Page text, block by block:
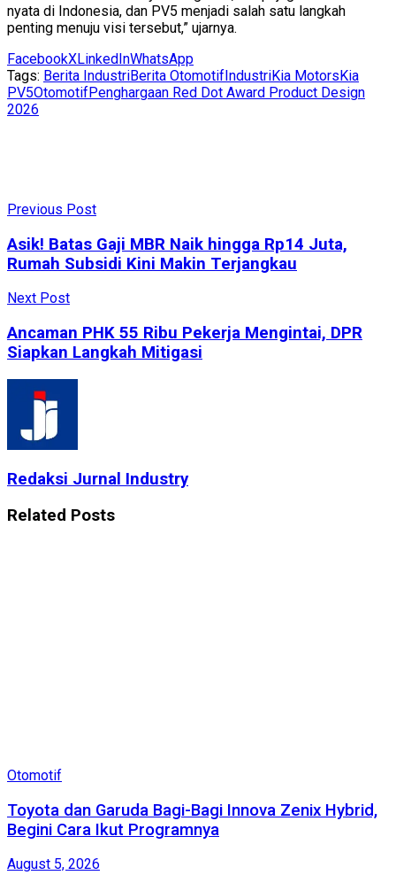
nyata di Indonesia, dan PV5 menjadi salah satu langkah
penting menuju visi tersebut,” ujarnya.
FacebookXLinkedInWhatsApp
Tags: Berita IndustriBerita OtomotifIndustriKia MotorsKia
PV5OtomotifPenghargaan Red Dot Award Product Design
2026
Previous Post
Asik! Batas Gaji MBR Naik hingga Rp14 Juta,
Rumah Subsidi Kini Makin Terjangkau
Next Post
Ancaman PHK 55 Ribu Pekerja Mengintai, DPR
Siapkan Langkah Mitigasi
Redaksi Jurnal Industry
Related Posts
Otomotif
Toyota dan Garuda Bagi-Bagi Innova Zenix Hybrid,
Begini Cara Ikut Programnya
August 5, 2026